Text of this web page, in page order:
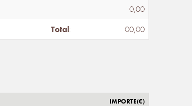
0,00
Total: 00,00
IMPORTE(€)